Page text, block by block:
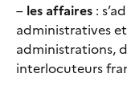
– les affaires :
administratives
administrations,
interlocuteurs